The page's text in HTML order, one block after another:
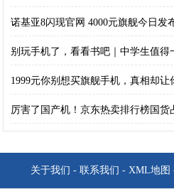
诺基亚8闪现官网 4000元旗舰今日发
别玩手机了，看看书吧｜中学生值得
1999元你别想买旗舰手机，真相却让
厉害了国产机！京东热卖排行榜国货
关于我们 - 联系我们 - XML地图